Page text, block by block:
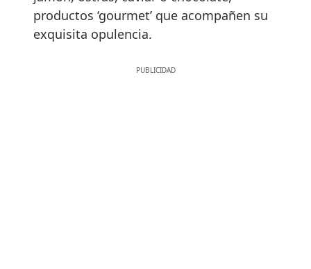
productos ‘gourmet’ que acompañen su
exquisita opulencia.